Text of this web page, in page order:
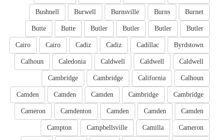
Burnet
Burns
Burnsville
Burwell
Bushnell
Butler
Butler
Butler
Butler
Butte
Butte
Byrdstown
Cadillac
Cadiz
Cadiz
Cairo
Cairo
Caldwell
Caldwell
Caldwell
Caledonia
Calhoun
Calhoun
California
Cambridge
Cambridge
Cambridge
Cambridge
Camden
Camden
Camden
Camden
Camden
Camden
Camdenton
Cameron
Cameron
Camilla
Campbellsville
Campton